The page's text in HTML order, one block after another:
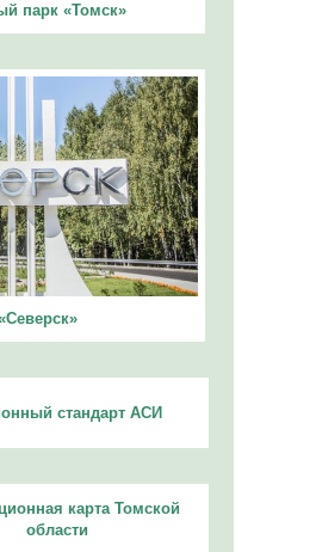
парк «Томск»
стандарт АСИ
карта Томской
области